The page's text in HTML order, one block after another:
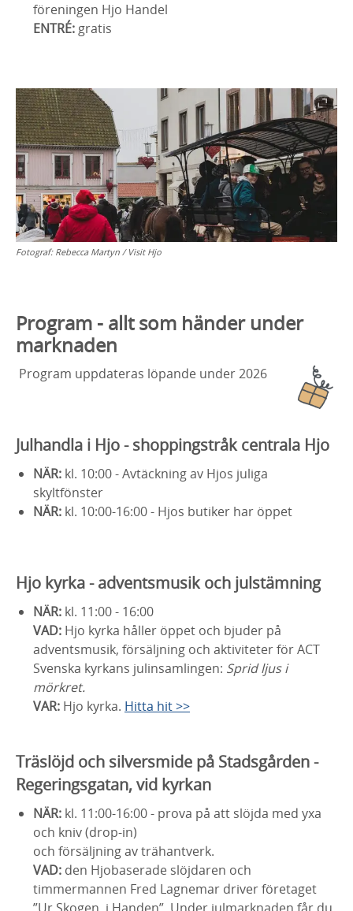
föreningen Hjo Handel
ENTRÉ: gratis
Fotograf: Rebecca Martyn / Visit Hjo
Program - allt som händer under
marknaden
Program uppdateras löpande under 2026
Julhandla i Hjo - shoppingstråk centrala Hjo
NÄR: kl. 10:00 - Avtäckning av Hjos juliga
skyltfönster
NÄR: kl. 10:00-16:00 - Hjos butiker har öppet
Hjo kyrka - adventsmusik och julstämning
NÄR: kl. 11:00 - 16:00
VAD: Hjo kyrka håller öppet och bjuder på
adventsmusik, försäljning och aktiviteter för ACT
Svenska kyrkans julinsamlingen: Sprid ljus i
mörkret.
VAR: Hjo kyrka. Hitta hit >>
Träslöjd och silversmide på Stadsgården -
Regeringsgatan, vid kyrkan
NÄR: kl. 11:00-16:00 - prova på att slöjda med yxa
och kniv (drop-in)
och försäljning av trähantverk.
VAD: den Hjobaserade slöjdaren och
timmermannen Fred Lagnemar driver företaget